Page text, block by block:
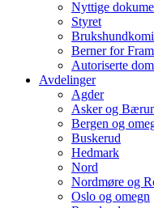
Nyttige
Styret
Berner for
Autoriserte
Avdelinger
Agder
Asker og
Bergen og
Buskerud
Hedmark
Nord
Nordmøre og
Oslo og omegn